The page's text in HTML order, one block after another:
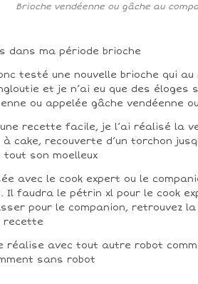
Brioche vendéenne ou gâche au
dans ma période brioche
testé une nouvelle brioche qui
et je n’ai eu que des éloges
ou appelée gâche vendéenne
une recette facile, je l’ai réalisé la
à cake, recouverte d’un torchon
tout son moelleux
avec le cook expert ou le
Il faudra le pétrin xl pour le cook
pour le companion, retrouvez la
recette
réalise avec tout autre robot
sans robot